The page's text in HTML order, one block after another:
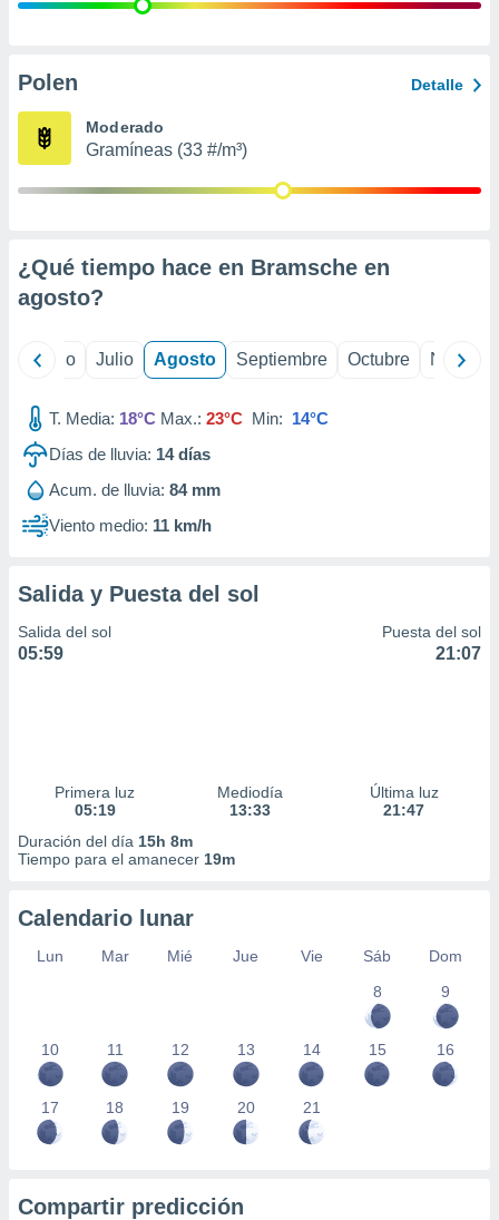
e
publicidad
Polen Detalle
Moderado
Gramíneas (33 #/m³)
¿Qué tiempo hace en Bramsche en
agosto?
Junio Julio Agosto Septiembre Octubre
T. Media: 18°C Max.: 23°C Min: 14°C
Días de lluvia: 14días
Acum. de lluvia: 84 mm
Viento medio: 11 km/h
Salida y Puesta del sol
Salida del sol
05:59
Puesta del sol
21:07
Primera luz
05:19
Mediodía
13:33
Última luz
21:47
Duración del día 15h 8m
Tiempo para el amanecer 19m
Calendario lunar
Lun Mar Mié Jue Vie Sáb
Dom
8
9
10 11 12 13 14 15 16
17 18 19 20 21
Compartir predicción